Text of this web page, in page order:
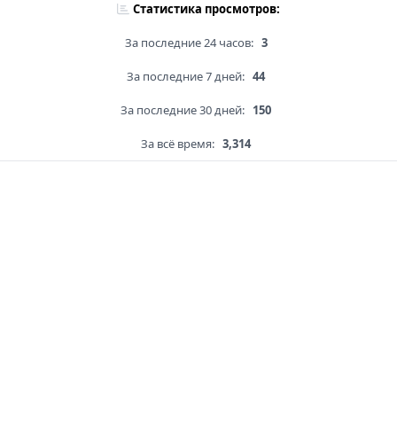
Статистика просмотров:
За последние 24 часов: 3
За последние 7 дней: 44
За последние 30 дней: 150
За всё время: 3,314